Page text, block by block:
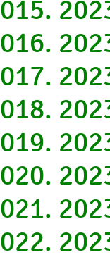
015.
016.
017.
018.
019.
020.
021.
022.